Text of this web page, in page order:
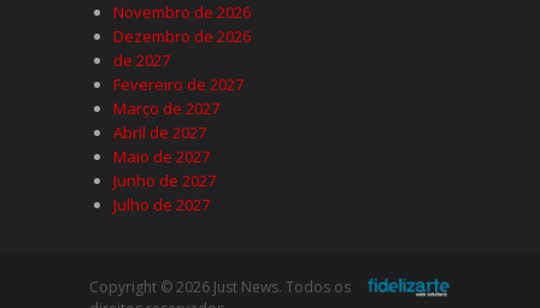
Novembro de 2026
Dezembro de 2026
de 2027
Fevereiro de 2027
Março de 2027
Abril de 2027
Maio de 2027
Junho de 2027
Julho de 2027
Copyright © 2026 Just News. Todos os